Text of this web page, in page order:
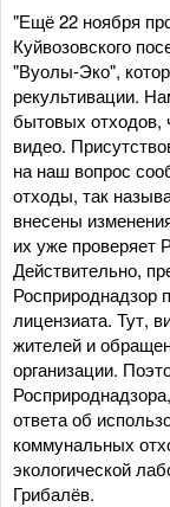
"Ещё 22 ноября
Куйвозовского
"Вуолы-Эко",
рекультивации.
бытовых отходов,
видео.
на наш вопрос
отходы, так
внесены
их уже проверяет
Действительно,
Росприроднадзор
лицензиата. Тут,
жителей и
организации.
ответа об
коммунальных
экологической
Грибалёв.